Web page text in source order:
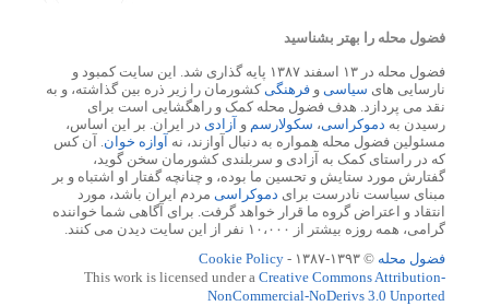
فضول محله را بهتر بشناسید
فضول محله در ۱۳ اسفند ۱۳۸۷ پایه گذاری شد. این سایت کمبود و
نارسایی های سیاسی و فرهنگیکشورمان را زیر ذره بین گذاشته، و به
نقد می پردازد. هدف فضول محله کمک و راهگشایی است برای
رسیدن به دموکراسی، سکولارسم و آزادی در ایران. بر این اساس،
مسئولین فضول محله همواره به دنبال آوازند، نه آوازه خوان. آن کس
که در راستای کمک به آزادی و سربلندی کشورمان سخن گوید،
گفتارش مورد ستایش و تحسین ما بوده، و چنانچه گفتار او اشتباه و بر
مبنای سیاست نادرست برای دموکراسی مردم ایران باشد، مورد
انتقاد و اعتراض گروه ما قرار خواهد گرفت. برای آگاهی شما خواننده
گرامی، همه روزه بیشتر از ۱۰،۰۰۰ نفر از این سایت دیدن می کنند.
فضول محله © ۱۳۹۳-۱۳۸۷ -
Cookie Policy
This work is licensed under a Creative Commons Attribution-
NonCommercial-NoDerivs 3.0 Unported